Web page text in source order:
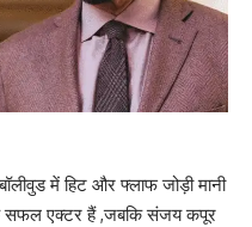
में हिट और फ्लाफ जोड़ी मानी
सफल एक्टर हैं ,जबकि संजय कपूर